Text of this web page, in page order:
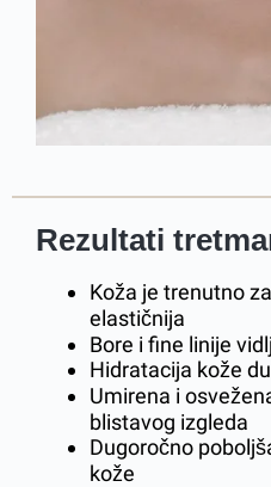
Rezultati
Koža je trenutno
elastičnija
Bore i fine linije
Hidratacija kože
Umirena i
blistavog izgleda
Dugoročno
kože